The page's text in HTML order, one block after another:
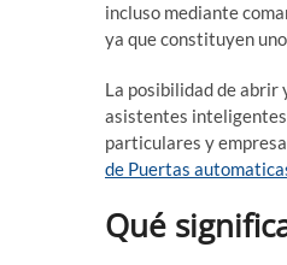
incluso mediante
ya que constituyen
La posibilidad de abrir
asistentes inteligentes
particulares y
de Puertas
Qué